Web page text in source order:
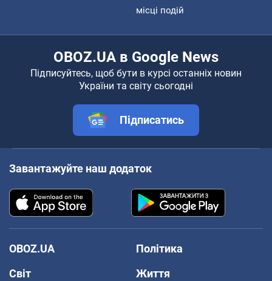
місці подій
OBOZ.UA в Google News
Підписуйтесь, щоб бути в курсі останніх новин
України та світу сьогодні
Підписатись
Завантажуйте наш додаток
OBOZ.UA
Політика
Світ
Життя